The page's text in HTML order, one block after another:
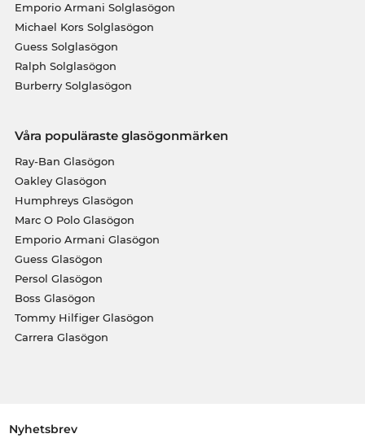
Emporio Armani Solglasögon
Michael Kors Solglasögon
Guess Solglasögon
Ralph Solglasögon
Burberry Solglasögon
Våra populäraste glasögonmärken
Ray-Ban Glasögon
Oakley Glasögon
Humphreys Glasögon
Marc O Polo Glasögon
Emporio Armani Glasögon
Guess Glasögon
Persol Glasögon
Boss Glasögon
Tommy Hilfiger Glasögon
Carrera Glasögon
Nyhetsbrev